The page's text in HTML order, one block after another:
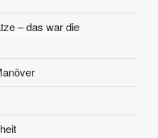
– das war die